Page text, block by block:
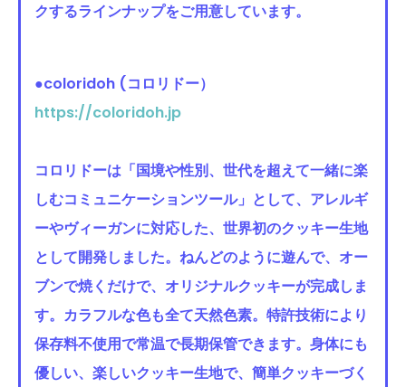
クするラインナップをご用意しています。
●coloridoh (コロリドー）
https://coloridoh.jp
コロリドーは「国境や性別、世代を超えて一緒に楽
しむコミュニケーションツール」として、アレルギ
ーやヴィーガンに対応した、世界初のクッキー生地
として開発しました。ねんどのように遊んで、オー
ブンで焼くだけで、オリジナルクッキーが完成しま
す。カラフルな色も全て天然色素。特許技術により
保存料不使用で常温で長期保管できます。身体にも
優しい、楽しいクッキー生地で、簡単クッキーづく